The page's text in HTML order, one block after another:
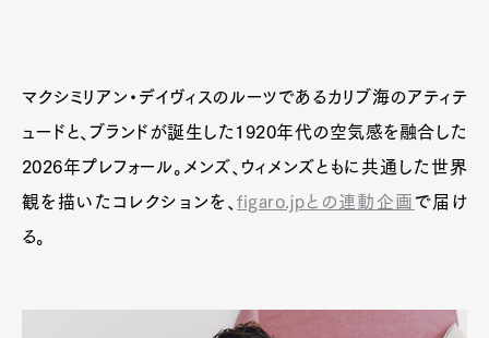
Pen Meet
マクシミリアン・デイヴィスのルーツであるカリブ海のアティテ
ュードと、ブランドが誕生した1920年代の空気感を融合した
2026年プレフォール。メンズ、ウィメンズともに共通した世界
観を描いたコレクションを、figaro.jpとの連動企画 で届け
る。